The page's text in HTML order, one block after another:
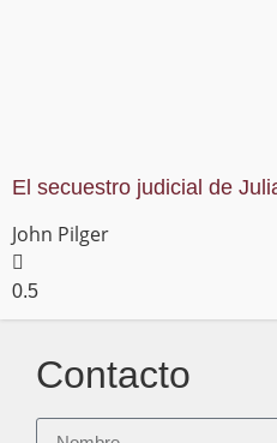
El secuestro judicial de
John Pilger
Contacto